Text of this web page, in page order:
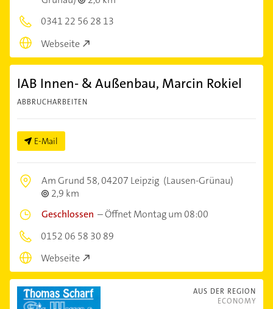
0341 22 56 28 13
Webseite
IAB Innen- & Außenbau, Marcin Rokiel
ABBRUCHARBEITEN
E-Mail
Am Grund 58,04207 Leipzig (Lausen-Grünau)
2,9 km
Geschlossen –Öffnet Montag um 08:00
0152 06 58 30 89
Webseite
AUS DER REGION
ECONOMY